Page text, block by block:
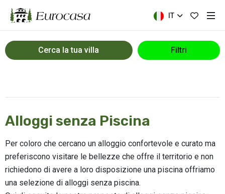
IT
Cerca la tua villa Filtri
Alloggi senza Piscina
Per coloro che cercano un alloggio confortevole e curato ma
preferiscono visitare le bellezze che offre il territorio e non
richiedono di avere a loro disposizione una piscina offriamo
una selezione di alloggi senza piscina.